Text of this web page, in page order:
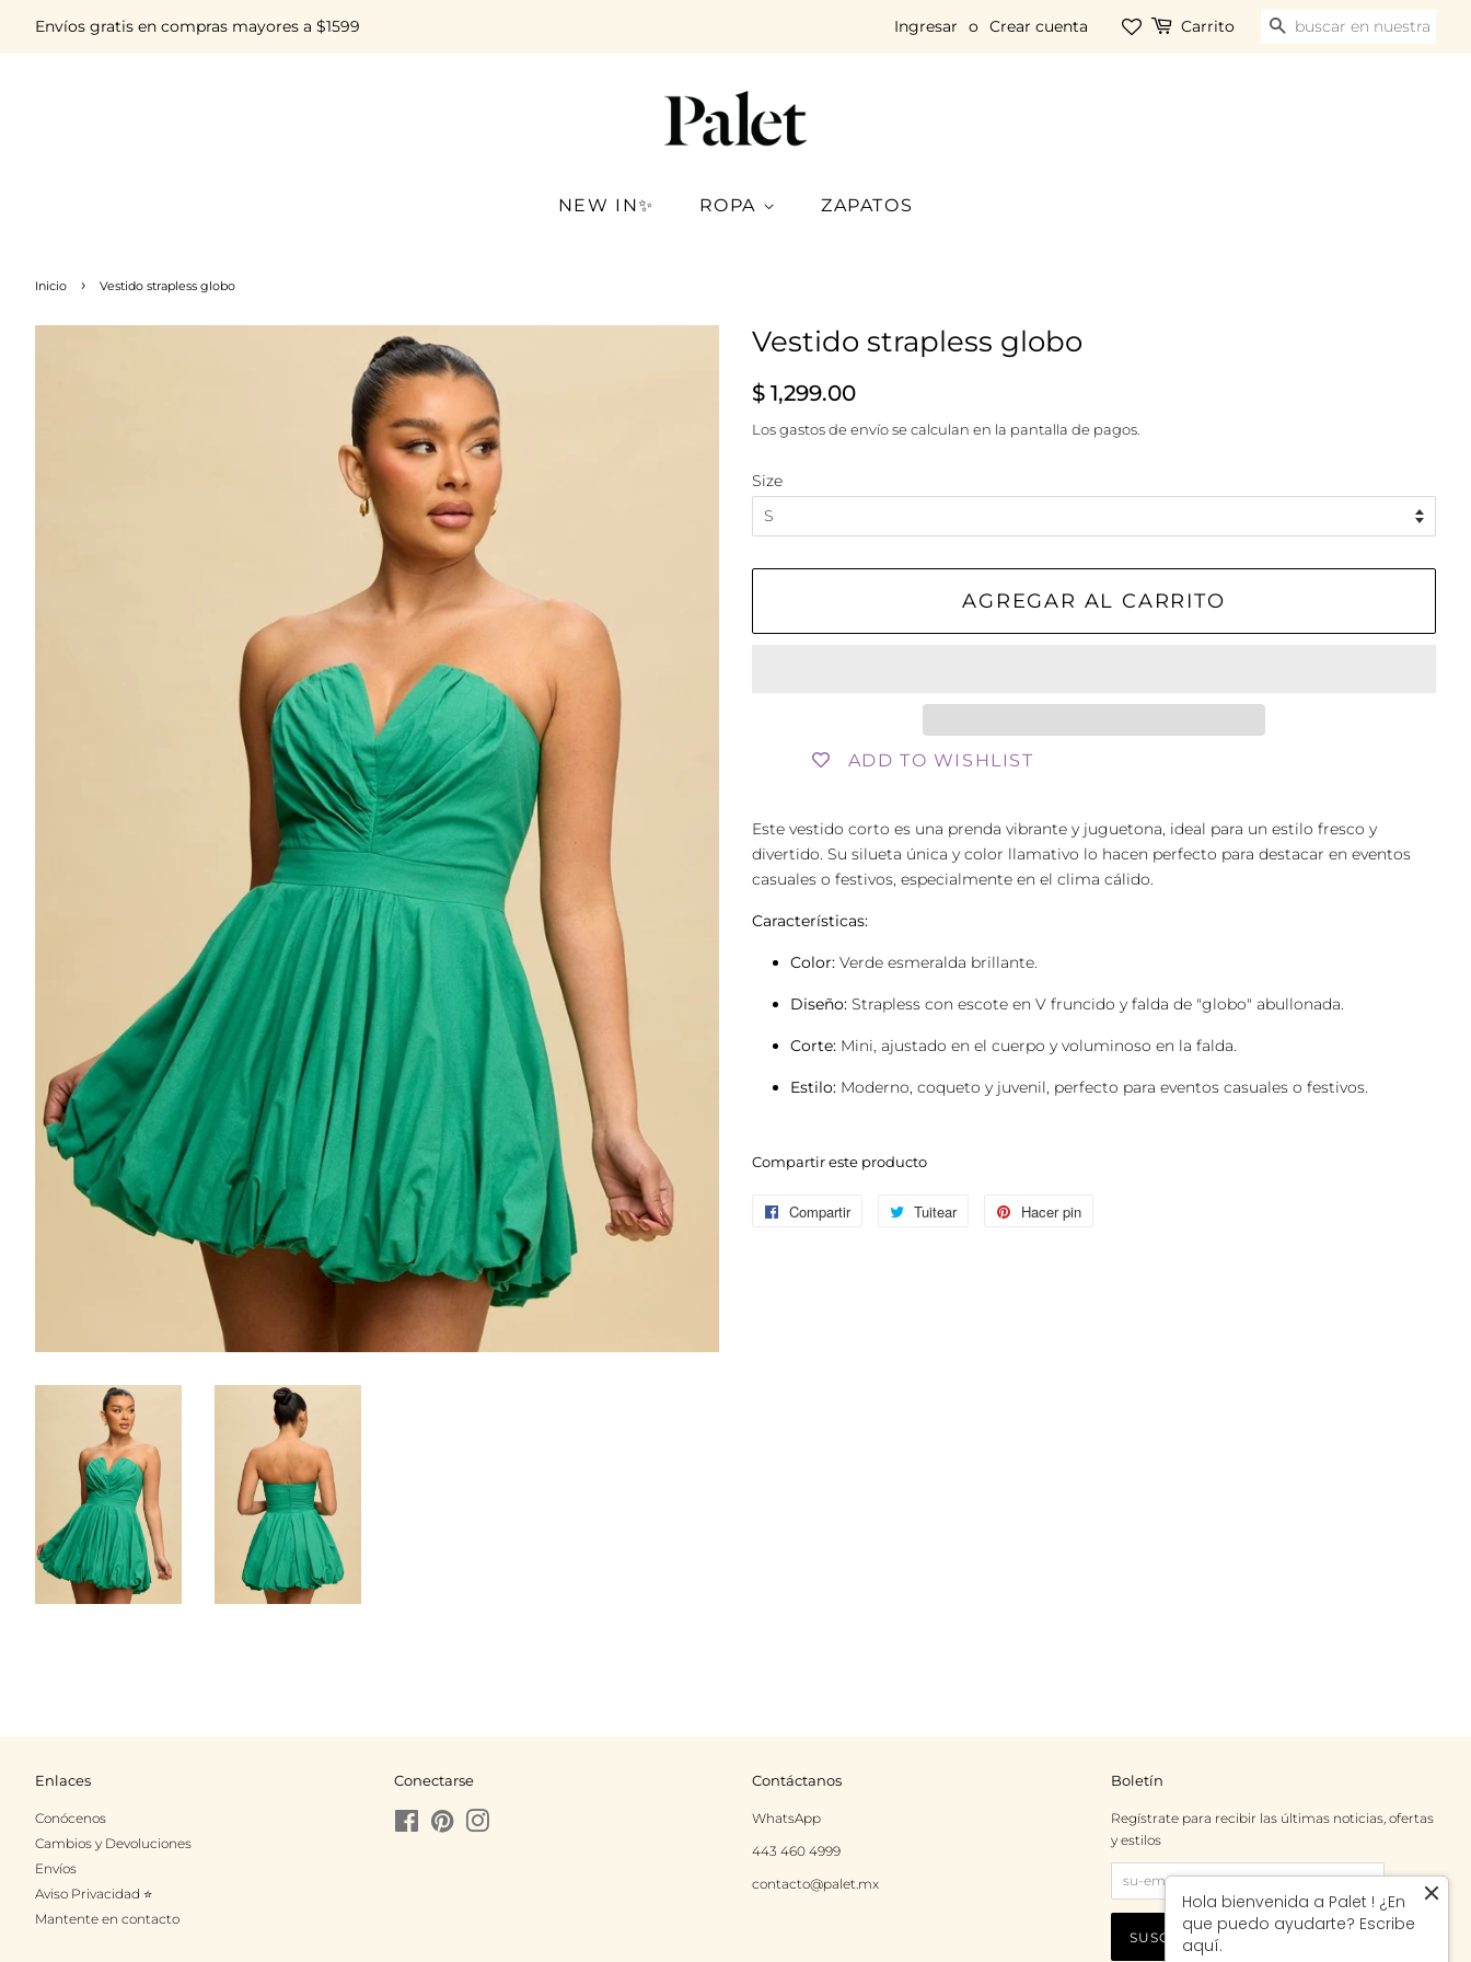
Envíos gratis en compras mayores a $1599 Ingresar o Crear cuenta Carrito BUSCAR
NEW IN✨ ROPA ZAPATOS
Inicio › Vestido strapless globo
Vestido strapless globo
Precio
$ 1,299.00
venta
Losgastos de envíose calculan en la pantalla de pagos.
Size
AGREGAR AL CARRITO
ADD TO WISHLIST
Este vestido corto es una prenda vibrante y juguetona, ideal para un estilo fresco y
divertido. Su silueta única y color llamativo lo hacen perfecto para destacar en eventos
casuales o festivos, especialmente en el clima cálido.
Características:
Color: Verde esmeralda brillante.
Diseño: Strapless con escote en V fruncido y falda de "globo" abullonada.
Corte: Mini, ajustado en el cuerpo y voluminoso en la falda.
Estilo: Moderno, coqueto y juvenil, perfecto para eventos casuales o festivos.
Compartir este producto
Compartir
CompartirTuitear
Tuitear Hacer pin
Enlaces
Conócenos
Cambios y Devoluciones
Envíos
Aviso Privacidad ⭐
Mantente en contacto
Conectarse
Facebook
PinterestInstagram
Contáctanos
WhatsApp
443 460 4999
contacto@palet.mx
Boletín
Regístrate para recibir las últimas noticias, ofertas
y estilos
Hola bienvenida a Palet ! ¿En
que puedo ayudarte? Escribe
aquí.